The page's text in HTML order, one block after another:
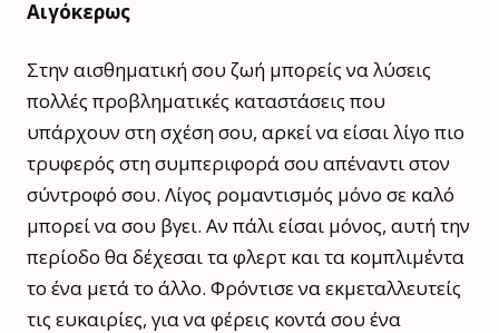
Αιγόκερως
Στην αισθηματική σου ζωή μπορείς να λύσεις
πολλές προβληματικές καταστάσεις που
υπάρχουν στη σχέση σου, αρκεί να είσαι λίγο πιο
τρυφερός στη συμπεριφορά σου απέναντι στον
σύντροφό σου. Λίγος ρομαντισμός μόνο σε καλό
μπορεί να σου βγει. Αν πάλι είσαι μόνος, αυτή την
περίοδο θα δέχεσαι τα φλερτ και τα κομπλιμέντα
το ένα μετά το άλλο. Φρόντισε να εκμεταλλευτείς
τις ευκαιρίες, για να φέρεις κοντά σου ένα